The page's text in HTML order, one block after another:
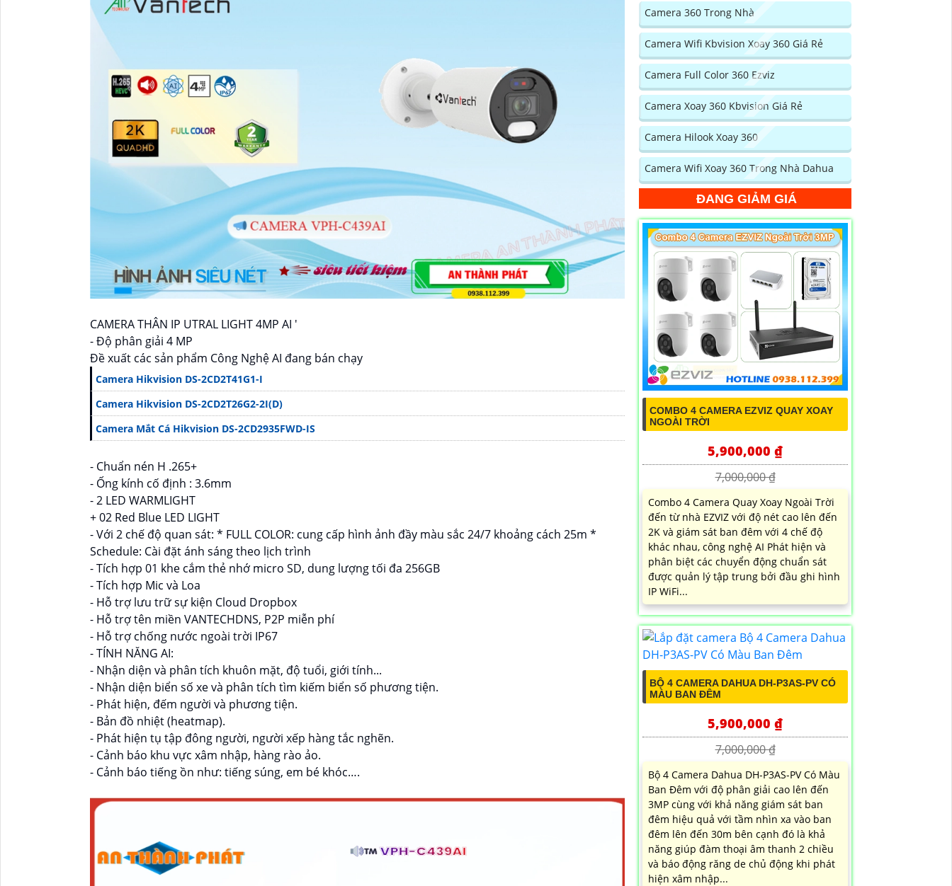
CAMERA THÂN IP UTRAL LIGHT 4MP AI '
- Độ phân giải 4 MP
Đề xuất các sản phẩm Công Nghệ AI đang bán chạy
Camera Hikvision DS-2CD2T41G1-I
Camera Hikvision DS-2CD2T26G2-2I(D)
Camera Mắt Cá Hikvision DS-2CD2935FWD-IS
- Chuẩn nén H .265+
- Ống kính cố định : 3.6mm
- 2 LED WARMLIGHT
+ 02 Red Blue LED LIGHT
- Với 2 chế độ quan sát: * FULL COLOR: cung cấp hình ảnh đầy màu sắc 24/7 khoảng cách 25m *
Schedule: Cài đặt ánh sáng theo lịch trình
- Tích hợp 01 khe cắm thẻ nhớ micro SD, dung lượng tối đa 256GB
- Tích hợp Mic và Loa
- Hỗ trợ lưu trữ sự kiện Cloud Dropbox
- Hỗ trợ tên miền VANTECHDNS, P2P miễn phí
- Hỗ trợ chống nước ngoài trời IP67
- TÍNH NĂNG AI:
- Nhận diện và phân tích khuôn mặt, độ tuổi, giới tính...
- Nhận diện biển số xe và phân tích tìm kiếm biển số phương tiện.
- Phát hiện, đếm người và phương tiện.
- Bản đồ nhiệt (heatmap).
- Phát hiện tụ tập đông người, người xếp hàng tắc nghẽn.
- Cảnh báo khu vực xâm nhập, hàng rào ảo.
- Cảnh báo tiếng ồn như: tiếng súng, em bé khóc….
Camera 360 Trong Nhà
Camera Wifi Kbvision Xoay 360 Giá Rẻ
Camera Full Color 360 Ezviz
Camera Xoay 360 Kbvision Giá Rẻ
Camera Hilook Xoay 360
Camera Wifi Xoay 360 Trong Nhà Dahua
ĐANG GIẢM GIÁ
COMBO 4 CAMERA EZVIZ QUAY XOAY
NGOÀI TRỜI
5,900,000 ₫
7,000,000 ₫
Combo 4 Camera Quay Xoay Ngoài Trời
đến từ nhà EZVIZ với độ nét cao lên đến
2K và giám sát ban đêm với 4 chế độ
khác nhau, công nghệ AI Phát hiện và
phân biệt các chuyển động chuẩn sát
được quản lý tập trung bởi đầu ghi hình
IP WiFi...
BỘ 4 CAMERA DAHUA DH-P3AS-PV CÓ
MÀU BAN ĐÊM
5,900,000 ₫
7,000,000 ₫
Bộ 4 Camera Dahua DH-P3AS-PV Có Màu
Ban Đêm với độ phân giải cao lên đến
3MP cùng với khả năng giám sát ban
đêm hiệu quả với tầm nhìn xa vào ban
đêm lên đến 30m bên cạnh đó là khả
năng giúp đàm thoại âm thanh 2 chiều
và báo động răng de chủ động khi phát
hiện xâm nhập...